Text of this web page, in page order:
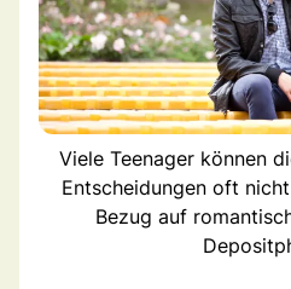
Viele Teenager können
Entscheidungen oft
Bezug auf